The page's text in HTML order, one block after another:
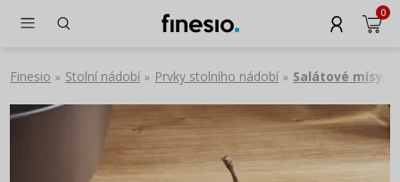
0
Finesio » Stolní nádobí » Prvky stolního nádobí » Salátové mísy a